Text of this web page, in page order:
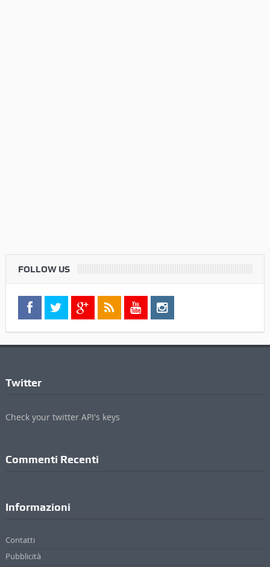
FOLLOW US
Twitter
Check your twitter API's keys
Commenti Recenti
Informazioni
Contatti
Pubblicità